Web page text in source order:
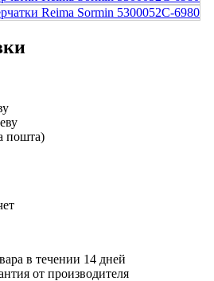
пошта)
в течении 14 дней
от производителя